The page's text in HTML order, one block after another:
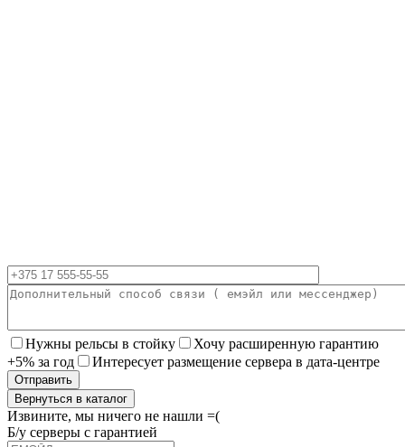
Нужны рельсы в стойку
Хочу расширенную гарантию
+5% за год
Интересует размещение сервера в дата-центре
Вернуться в каталог
Извините, мы ничего не нашли =(
Б/у серверы с гарантией